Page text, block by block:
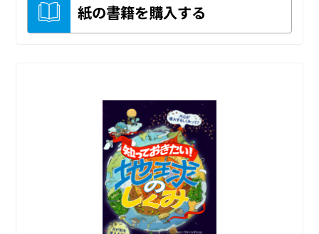
紙の書籍を購入する